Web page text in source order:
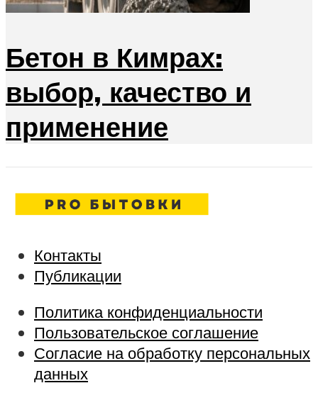
Бетон в Кимрах:
выбор, качество и
применение
Контакты
Публикации
Политика конфиденциальности
Пользовательское соглашение
Согласие на обработку персональных
данных